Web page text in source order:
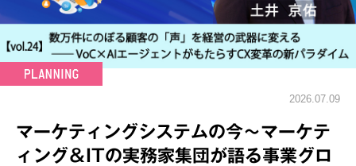
2026.07.09
マーケティングシステムの今～マーケテ
ィング＆ITの実務家集団が語る事業グロ